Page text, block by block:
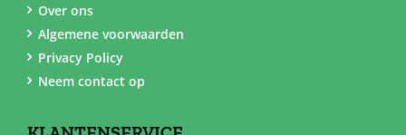
Over ons
Algemene voorwaarden
Privacy Policy
Neem contact op